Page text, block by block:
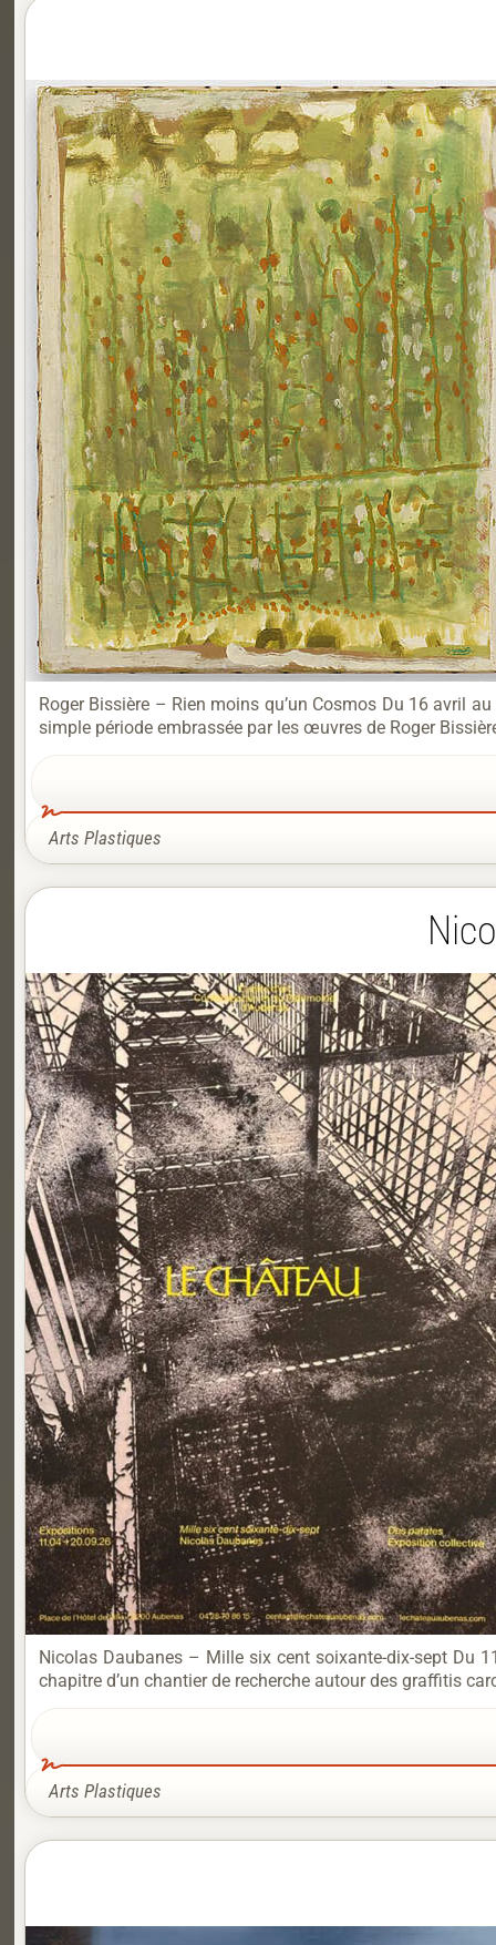
Roger Bissière – Rien moins qu’un Cosmos Du 16 avril
simple période embrassée par les œuvres de Roger
Arts Plastiques
Nicolas Daubanes – Mille six cent soixante-dix-sept Du
chapitre d’un chantier de recherche autour des graffitis
Arts Plastiques